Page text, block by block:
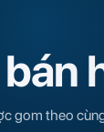
gom theo